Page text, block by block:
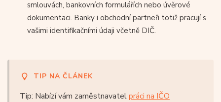
smlouvách, bankovních formulářích nebo úvěrové
dokumentaci. Banky i obchodní partneři totiž pracují s
vašimi identifikačními údaji včetně DIČ.
TIP NA ČLÁNEK
Tip: Nabízí vám zaměstnavatelpráci na IČO